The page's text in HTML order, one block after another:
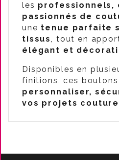
les professionnels,
passionnés de
une tenue parfaite
tissus, tout en
élégant et
Disponibles en
finitions, ces
personnaliser,
vos projets couture